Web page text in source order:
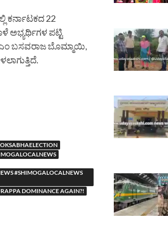
22
ಅಭ್ಯರ್ಥಿಗಳ ಪಟ್ಟಿ
ಬಸವರಾಜ ಬೊಮ್ಮಾಯಿ,
#SHIMOGALOCALNEWS
DOMINANCE AGAIN?!